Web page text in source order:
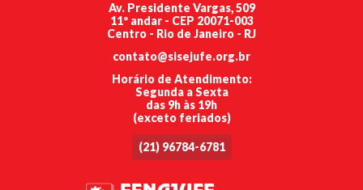
Av. Presidente Vargas, 509
11º andar - CEP 20071-003
Centro - Rio de Janeiro - RJ
contato@sisejufe.org.br
Horário de Atendimento:
Segunda a Sexta
das 9h às 19h
(exceto feriados)
(21) 96784-6781